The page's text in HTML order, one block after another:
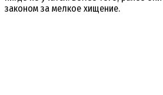
законом за мелкое хищение.